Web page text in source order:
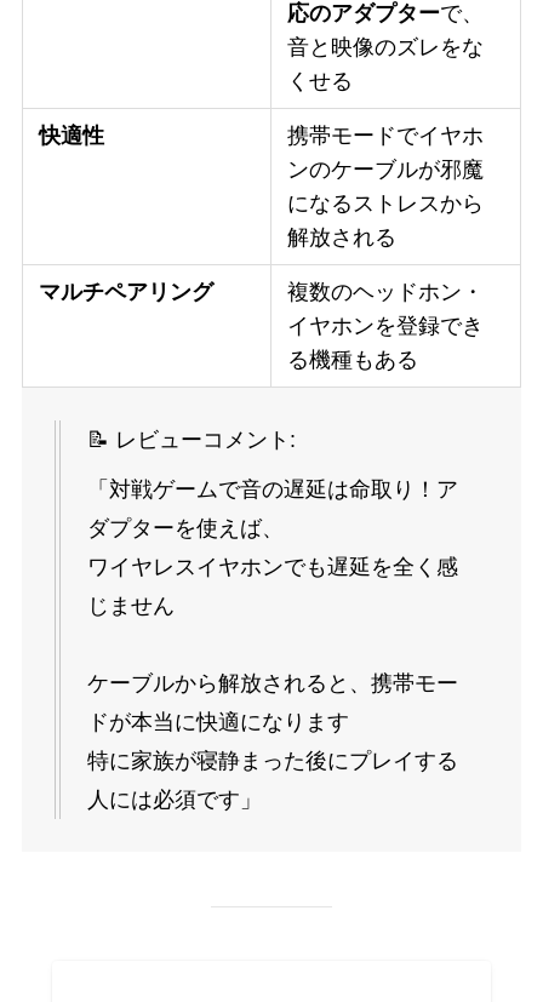
応のアダプターで、
音と映像のズレをな
くせる
快適性
携帯モードでイヤホ
ンのケーブルが邪魔
になるストレスから
解放される
マルチペアリング
複数のヘッドホン・
イヤホンを登録でき
る機種もある
📝 レビューコメント:
「対戦ゲームで音の遅延は命取り！ア
ダプターを使えば、
ワイヤレスイヤホンでも遅延を全く感
じません
ケーブルから解放されると、携帯モー
ドが本当に快適になります
特に家族が寝静まった後にプレイする
人には必須です」